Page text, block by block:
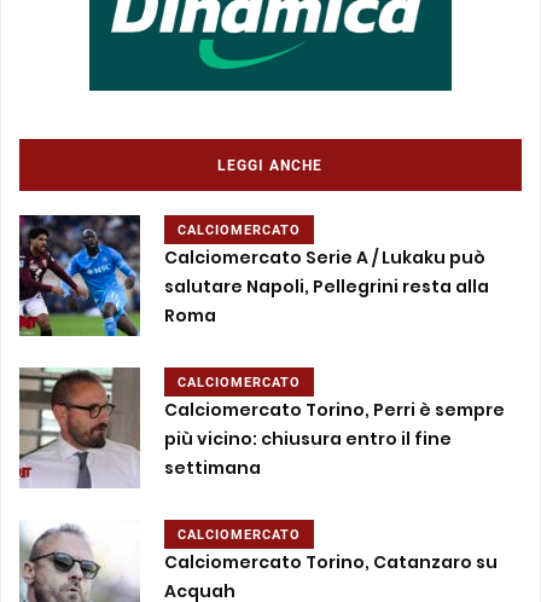
LEGGI ANCHE
CALCIOMERCATO
Calciomercato Serie A / Lukaku può
salutare Napoli, Pellegrini resta alla
Roma
CALCIOMERCATO
Calciomercato Torino, Perri è sempre
più vicino: chiusura entro il fine
settimana
CALCIOMERCATO
Calciomercato Torino, Catanzaro su
Acquah